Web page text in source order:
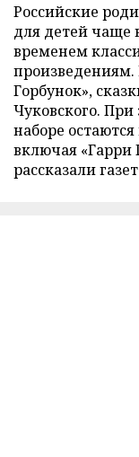
Российские
для детей чаще
временем
произведениям.
Горбунок»,
Чуковского.
наборе
включая «Гарри
рассказали